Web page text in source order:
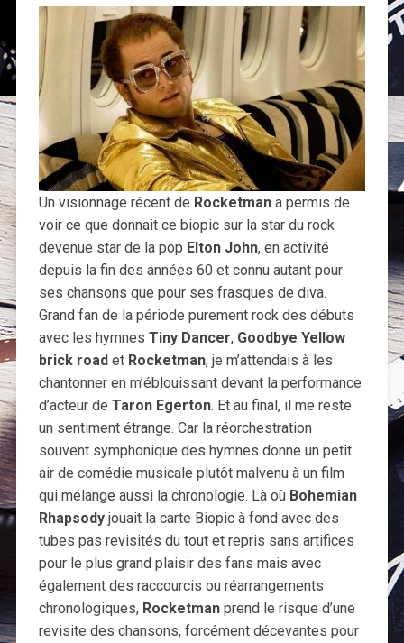
Un visionnage récent de Rocketman a permis de
voir ce que donnait ce biopic sur la star du rock
devenue star de la pop Elton John, en activité
depuis la fin des années 60 et connu autant pour
ses chansons que pour ses frasques de diva.
Grand fan de la période purement rock des débuts
avec les hymnes Tiny Dancer, Goodbye Yellow
brick roadet Rocketman, je m’attendais à les
chantonner en m’éblouissant devant la performance
d’acteur de Taron Egerton. Et au final, il me reste
un sentiment étrange. Car la réorchestration
souvent symphonique des hymnes donne un petit
air de comédie musicale plutôt malvenu à un film
qui mélange aussi la chronologie. Là où Bohemian
Rhapsodyjouait la carte Biopic à fond avec des
tubes pas revisités du tout et repris sans artifices
pour le plus grand plaisir des fans mais avec
également des raccourcis ou réarrangements
chronologiques, Rocketman prend le risque d’une
revisite des chansons, forcément décevantes pour